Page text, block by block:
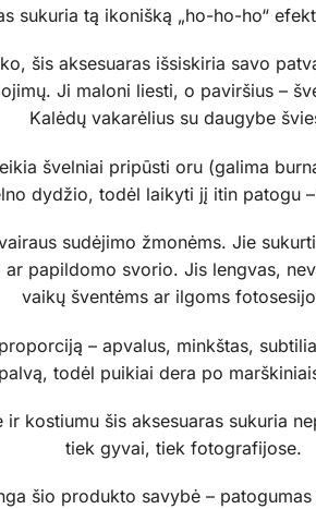
sukuria tą ikonišką „ho-ho-ho“
šis aksesuaras išsiskiria savo
Ji maloni liesti, o paviršius –
Kalėdų vakarėlius su daugybe
švelniai pripūsti oru (galima
dydžio, todėl laikyti jį itin patogu
sudėjimo žmonėms. Jie
papildomo svorio. Jis lengvas,
vaikų šventėms ar ilgoms
– apvalus, minkštas,
todėl puikiai dera po
kostiumu šis aksesuaras sukuria
tiek gyvai, tiek fotografijose.
šio produkto savybė –